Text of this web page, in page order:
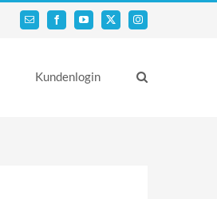
Email FacebookYouTube
X Instagram
Kundenlogin